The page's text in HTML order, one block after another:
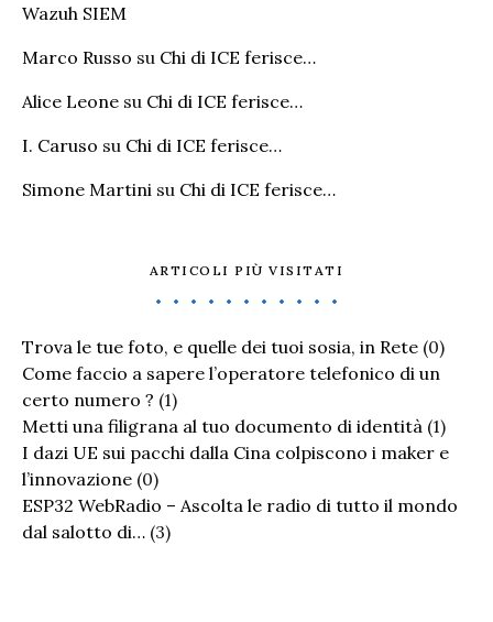
Wazuh SIEM
Marco Russo su Chi di ICE ferisce…
Alice Leone su Chi di ICE ferisce…
I. Caruso su Chi di ICE ferisce…
Simone Martini su Chi di ICE ferisce…
ARTICOLI PIÙ VISITATI
Trova le tue foto, e quelle dei tuoi sosia, in Rete (0)
Come faccio a sapere l’operatore telefonico di un
certo numero ? (1)
Metti una filigrana al tuo documento di identità (1)
I dazi UE sui pacchi dalla Cina colpiscono i maker e
l’innovazione (0)
ESP32 WebRadio – Ascolta le radio di tutto il mondo
dal salotto di… (3)